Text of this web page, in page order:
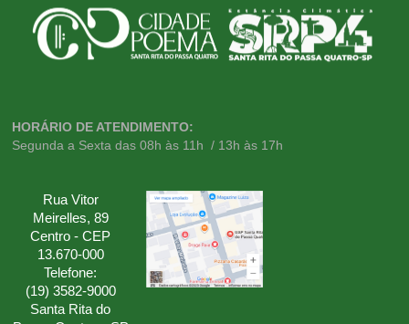
HORÁRIO DE ATENDIMENTO:
Segunda a Sexta das 08h às 11h / 13h às 17h
Rua Vitor
Meirelles, 89
Centro - CEP
13.670-000
Telefone:
(19) 3582-9000
Santa Rita do